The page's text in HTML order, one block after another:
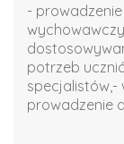
-
potrzeb
specjalistów,-
prowadzenie